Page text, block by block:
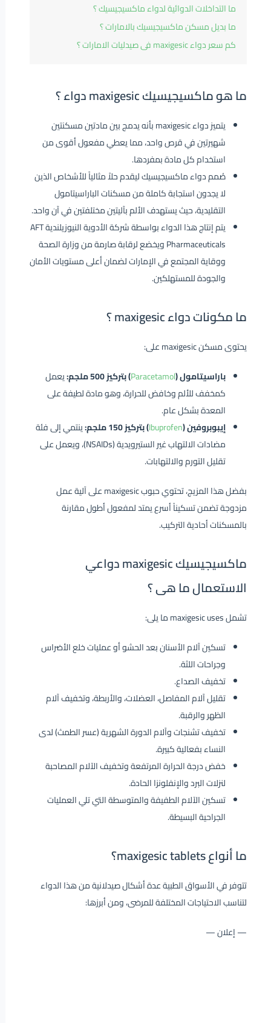
ما التداخلات الدوائية لدواء ماكسيجيسيك ؟
ما بديل مسكن ماكسيجيسيك بالامارات ؟
كم سعر دواء maxigesic فى صيدليات الامارات ؟
ما هو ماكسيجيسيك maxigesic دواء ؟
يتميز دواء maxigesic بأنه يدمج بين مادتين مسكنتين
شهيرتين في قرص واحد، مما يعطي مفعول أقوى من
استخدام كل مادة بمفردها.
صُمم دواء ماكسيجيسيك ليقدم حلاً مثالياً للأشخاص الذين
لا يجدون استجابة كاملة من مسكنات الباراسيتامول
التقليدية، حيث يستهدف الألم بآليتين مختلفتين في آن واحد.
يتم إنتاج هذا الدواء بواسطة شركة الأدوية النيوزيلندية AFT
Pharmaceuticals ويخضع لرقابة صارمة من وزارة الصحة
ووقاية المجتمع في الإمارات لضمان أعلى مستويات الأمان
والجودة للمستهلكين.
ما مكونات دواء maxigesic ؟
يحتوى مسكن maxigesic على:
باراسيتامول (Paracetamol) بتركيز 500 ملجم:
يعمل
كمخفف للألم وخافض للحرارة، وهو مادة لطيفة على
المعدة بشكل عام.
إيبوبروفين (Ibuprofen) بتركيز 150 ملجم:
ينتمي إلى فئة
مضادات الالتهاب غير الستيرويدية (NSAIDs)، ويعمل على
تقليل التورم والالتهابات.
بفضل هذا المزيج، تحتوي حبوب maxigesic على آلية عمل
مزدوجة تضمن تسكيناً أسرع يمتد لمفعول أطول مقارنة
بالمسكنات أحادية التركيب.
ماكسيجيسيك maxigesic دواعي
الاستعمال ما هى ؟
تشمل maxigesic uses ما يلى:
تسكين آلام الأسنان بعد الحشو أو عمليات خلع الأضراس
وجراحات اللثة.
تخفيف الصداع.
تقليل آلام المفاصل، العضلات، والأربطة، وتخفيف آلام
الظهر والرقبة.
تخفيف تشنجات وآلام الدورة الشهرية (عسر الطمث) لدى
النساء بفعالية كبيرة.
خفض درجة الحرارة المرتفعة وتخفيف الآلام المصاحبة
لنزلات البرد والإنفلونزا الحادة.
تسكين الآلام الطفيفة والمتوسطة التي تلي العمليات
الجراحية البسيطة.
ما أنواع maxigesic tablets؟
تتوفر في الأسواق الطبية عدة أشكال صيدلانية من هذا الدواء
لتناسب الاحتياجات المختلفة للمرضى، ومن أبرزها:
— إعلان —